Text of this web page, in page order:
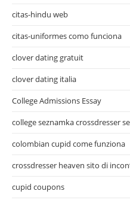
citas-hindu web
citas-uniformes como funciona
clover dating gratuit
clover dating italia
College Admissions Essay
college seznamka crossdresser
colombian cupid come funziona
crossdresser heaven sito di
cupid coupons